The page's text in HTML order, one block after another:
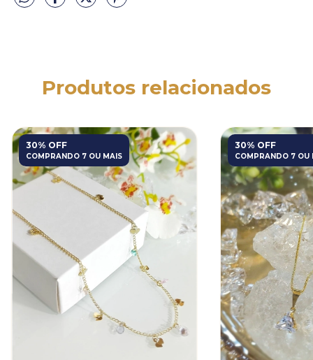
Produtos relacionados
30% OFF
COMPRANDO 7 OU MAIS
30% OFF
COMPRANDO 7 OU